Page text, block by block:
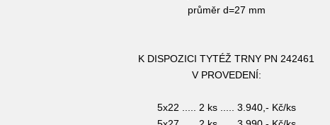
průměr d=27 mm
K DISPOZICI TYTÉŽ TRNY PN 242461
V PROVEDENÍ:
5x22 ..... 2 ks ..... 3.940,- Kč/ks